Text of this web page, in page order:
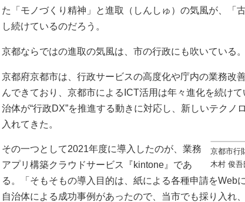
た「モノづくり精神」と進取（しんしゅ）の気風が、「
し続けているのだろう。
京都ならではの進取の気風は、市の行政にも吹いている。
京都府京都市は、行政サービスの高度化や庁内の業務改
んできており、京都市によるICT活用は年々進化を続け
治体が“行政DX”を推進する動きに対応し、新しいテクノ
入れてきた。
京都市行
木村 俊吾
その一つとして2021年度に導入したのが、業務
アプリ構築クラウドサービス『kintone』であ
る。「そもそもの導入目的は、紙による各種申請をWeb
自治体による成功事例があったので、当市でも採り入れ